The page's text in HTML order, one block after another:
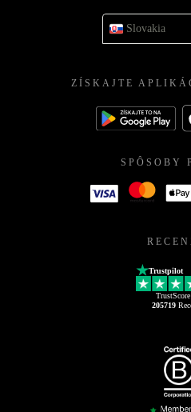
Slovakia
ZÍSKAJTE
SPÔSOBY
Trustpilot
TrustScore
205719